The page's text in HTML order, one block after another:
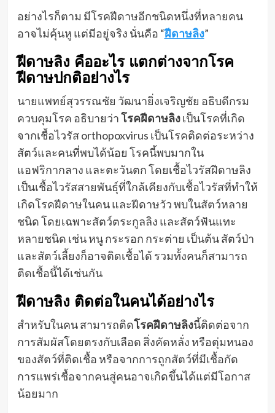
อย่างไรก็ตาม มีโรคฝีดาษอีกชนิดหนึ่งที่หลายคน
อาจไม่คุ้นหู แต่มีอยู่จริง นั่นคือ “ฝีดาษลิง”
ฝีดาษลิง คืออะไร แตกต่างจากโรค
ฝีดาษปกติอย่างไร
นายแพทย์สุวรรณชัย วัฒนายิ่งเจริญชัย อธิบดีกรม
ควบคุมโรค อธิบายว่าโรคฝีดาษลิงเป็นโรคที่เกิด
จากเชื้อไวรัส orthopoxvirus เป็นโรคติดต่อระหว่าง
สัตว์และคนที่พบได้น้อย โรคนี้พบมากใน
แอฟริกากลาง และตะวันตก โดยเชื้อไวรัสฝีดาษลิง
เป็นเชื้อไวรัสสายพันธุ์ที่ใกล้เคียงกับเชื้อไวรัสที่ทำให้
เกิดโรคฝีดาษในคน และฝีดาษวัว พบในสัตว์หลาย
ชนิด โดยเฉพาะสัตว์ตระกูลลิง และสัตว์ฟันแทะ
หลายชนิด เช่น หนู กระรอก กระต่าย เป็นต้น สัตว์ป่า
และสัตว์เลี้ยงก็อาจติดเชื้อได้ รวมทั้งคนก็สามารถ
ติดเชื้อนี้ได้เช่นกัน
ฝีดาษลิง ติดต่อในคนได้อย่างไร
สำหรับในคน สามารถติดโรคฝีดาษลิงนี้ติดต่อจาก
การสัมผัสโดยตรงกับเลือด สิ่งคัดหลั่ง หรือตุ่มหนอง
ของสัตว์ที่ติดเชื้อ หรือจากการถูกสัตว์ที่มีเชื้อกัด
การแพร่เชื้อจากคนสู่คนอาจเกิดขึ้นได้แต่มีโอกาส
น้อยมาก